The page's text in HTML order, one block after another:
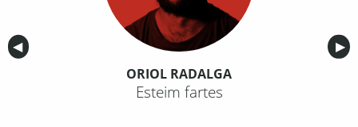
Anterior
◀︎ ▶︎
ORIOL RADALGA
Esteim fartes